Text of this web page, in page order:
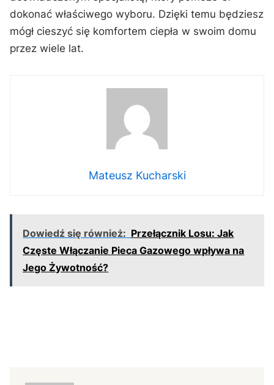
dokonać ⁣właściwego wyboru. Dzięki temu będziesz
mógł cieszyć się ⁢komfortem ⁣ciepła w swoim domu​
przez wiele​ lat.
Mateusz Kucharski
Dowiedź się również: Przełącznik Losu: Jak
Częste Włączanie Pieca Gazowego wpływa na
Jego Żywotność?